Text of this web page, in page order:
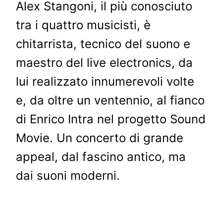
Alex Stangoni, il più conosciuto
tra i quattro musicisti, è
chitarrista, tecnico del suono e
maestro del live electronics, da
lui realizzato innumerevoli volte
e, da oltre un ventennio, al fianco
di Enrico Intra nel progetto Sound
Movie. Un concerto di grande
appeal, dal fascino antico, ma
dai suoni moderni.